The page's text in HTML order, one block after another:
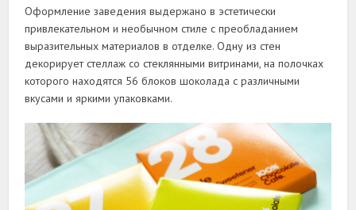
Оформление заведения выдержано в эстетически
привлекательном и необычном стиле с преобладанием
выразительных материалов в отделке. Одну из стен
декорирует стеллаж со стеклянными витринами, на полочках
которого находятся 56 блоков шоколада с различными
вкусами и яркими упаковками.